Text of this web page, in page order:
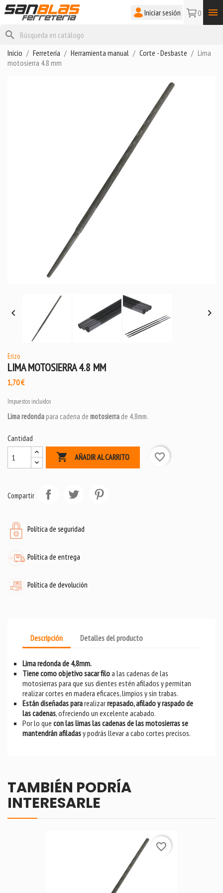
Iniciar sesión 0

search
Inicio Ferretería Herramienta manual Corte - Desbaste
Lima
motosierra 4.8 mm
 
Erizo
LIMA MOTOSIERRA 4.8 MM
1,70 €
Impuestos incluidos
Lima redonda para cadena de motosierra de 4,8mm.
Cantidad
 AÑADIR AL CARRITO favorite_border
Compartir
Política de seguridad
Política de entrega
Política de devolución
Descripción Detalles del producto
Lima redonda de 4,8mm.
Tiene como objetivo sacar filoa las cadenas de las
motosierras para que sus dientes estén afilados y permitan
realizar cortes en madera eficaces, limpios y sin trabas.
Están diseñadas pararealizarrepasado, afilado y raspado de
las cadenas, ofreciendo un excelente acabado.
Por lo que con las limaslas cadenas de las motosierras se
mantendrán afiladasy podrás llevar a cabo cortes precisos.
TAMBIÉN PODRÍA
INTERESARLE
favorite_border